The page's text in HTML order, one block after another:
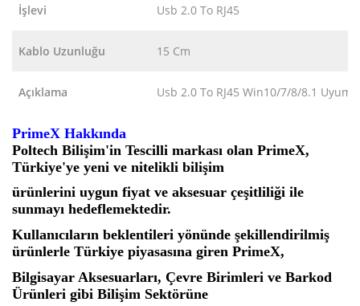
İşlevi Usb 2.0 To RJ45
Kablo Uzunluğu 15 Cm
Açıklama Usb 2.0 To RJ45 Win10/7/8/8.1
PrimeX Hakkında
Poltech Bilişim'in Tescilli markası olan PrimeX,
Türkiye'ye yeni ve nitelikli bilişim
ürünlerini uygun fiyat ve aksesuar çeşitliliği ile
sunmayı hedeflemektedir.
Kullanıcıların beklentileri yönünde şekillendirilmiş
ürünlerle Türkiye piyasasına giren PrimeX,
Bilgisayar Aksesuarları, Çevre Birimleri ve Barkod
Ürünleri gibi Bilişim Sektörüne